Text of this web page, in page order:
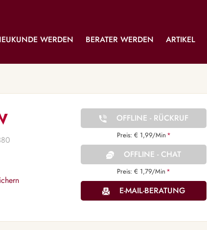
WERDEN BERATER WERDEN ARTIKEL
OFFLINE - RÜCKRUF
Preis: € 1,99/Min *
OFFLINE - CHAT
Preis: € 1,79/Min *
E-MAIL-BERATUNG